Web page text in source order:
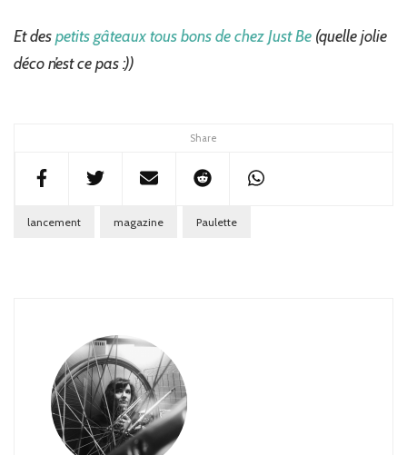
Share
Et despetits gâteaux tous bons de chez Just Be (quelle jolie
déco n’est ce pas :))
lancement magazine Paulette